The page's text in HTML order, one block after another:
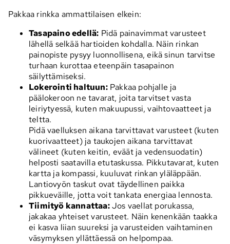
Pakkaa rinkka ammattilaisen elkein:
Tasapaino edellä: Pidä painavimmat varusteet
lähellä selkää hartioiden kohdalla. Näin rinkan
painopiste pysyy luonnollisena, eikä sinun tarvitse
turhaan kurottaa eteenpäin tasapainon
säilyttämiseksi.
Lokerointi haltuun:Pakkaa pohjalle ja
päälokeroon ne tavarat, joita tarvitset vasta
leiriytyessä, kuten makuupussi, vaihtovaatteet ja
teltta.
Pidä vaelluksen aikana tarvittavat varusteet (kuten
kuorivaatteet) ja taukojen aikana tarvittavat
välineet (kuten keitin, eväät ja vedensuodatin)
helposti saatavilla etutaskussa. Pikkutavarat, kuten
kartta ja kompassi, kuuluvat rinkan yläläppään.
Lantiovyön taskut ovat täydellinen paikka
pikkueväille, jotta voit tankata energiaa lennosta.
Tiimityö kannattaa:Jos vaellat porukassa,
jakakaa yhteiset varusteet. Näin kenenkään taakka
ei kasva liian suureksi ja varusteiden vaihtaminen
väsymyksen yllättäessä on helpompaa.